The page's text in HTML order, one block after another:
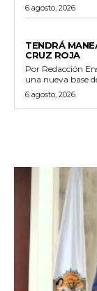
6 agosto, 2026
TENDRÁ
CRUZ ROJA
Por Redacción Ensenada.- La zona sur de Ensenada contará con
una nueva base
6 agosto, 2026